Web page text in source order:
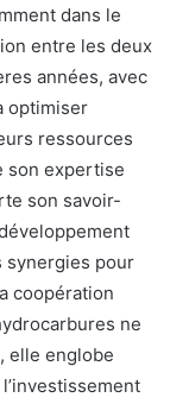
dans le
entre les deux
années, avec
optimiser
ressources
son expertise
son savoir-
synergies pour
coopération
ne
elle englobe